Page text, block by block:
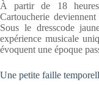
À partir de 18
Cartoucherie
Sous le dresscode
expérience musicale
évoquent une époque
Une petite faille